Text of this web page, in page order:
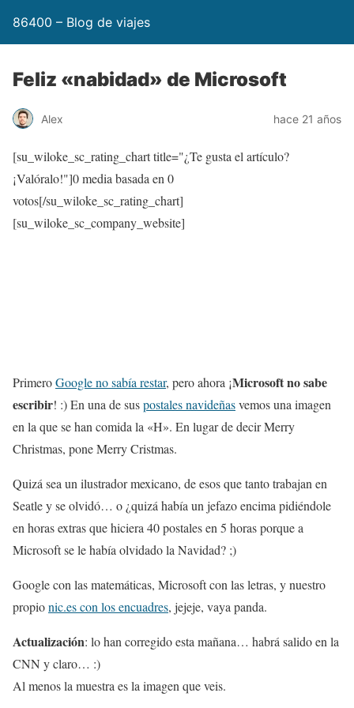
86400 – Blog de viajes
Feliz «nabidad» de Microsoft
Alex hace 21 años
[su_wiloke_sc_rating_chart title="¿Te gusta el artículo?
¡Valóralo!"]0media basada en 0
votos[/su_wiloke_sc_rating_chart]
[su_wiloke_sc_company_website]
PrimeroGoogle no sabía restar, pero ahora ¡Microsoft no sabe
escribir! :) En una de suspostales navideñasvemos una imagen
en la que se han comida la «H». En lugar de decir Merry
Christmas, pone Merry Cristmas.
Quizá sea un ilustrador mexicano, de esos que tanto trabajan en
Seatle y se olvidó… o ¿quizá había un jefazo encima pidiéndole
en horas extras que hiciera 40 postales en 5 horas porque a
Microsoft se le había olvidado la Navidad? ;)
Google con las matemáticas, Microsoft con las letras, y nuestro
propionic.es con los encuadres, jejeje, vaya panda.
Actualización: lo han corregido esta mañana… habrá salido en la
CNN y claro… :)
Al menos la muestra es la imagen que veis.